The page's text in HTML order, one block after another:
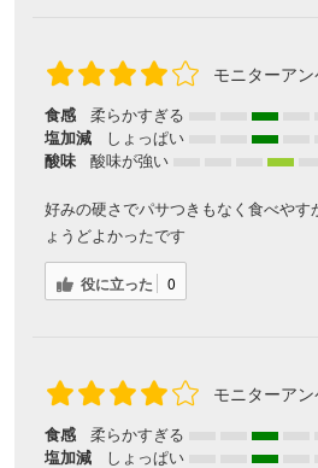
モニターア
食感 柔らかすぎる
塩加減
しょっぱい
酸味
酸味が強い
好みの硬さでパサつきもなく食べやす
ょうどよかったです
役に立った 0
モニターア
食感 柔らかすぎる
塩加減
しょっぱい